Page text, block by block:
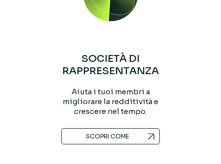
SOCIETÀ DI
RAPPRESENTANZA
Aiuta i tuoi membri a
migliorare la redditività e
crescere nel tempo.
SCOPRI COME